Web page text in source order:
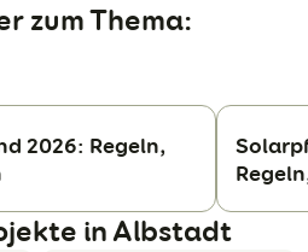
zum Thema:
2026: Regeln,
in Albstadt